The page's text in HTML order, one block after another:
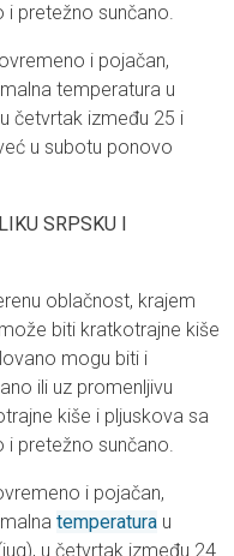
i pretežno sunčano.
i pojačan,
temperatura u
četvrtak između 25 i
u subotu ponovo
SRPSKU I
oblačnost, krajem
biti kratkotrajne kiše
mogu biti i
ili uz promenljivu
kiše i pljuskova sa
i pretežno sunčano.
i pojačan,
temperatura u
u četvrtak između 24